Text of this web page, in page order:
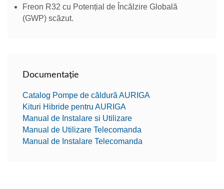
Freon R32 cu Potențial de Încălzire Globală
(GWP) scăzut.
Documentație
Catalog Pompe de căldură AURIGA
Kituri Hibride pentru AURIGA
Manual de Instalare si Utilizare
Manual de Utilizare Telecomanda
Manual de Instalare Telecomanda